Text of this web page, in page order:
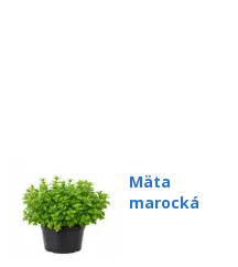
Mäta
marocká